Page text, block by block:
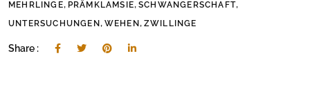
MEHRLINGE, PRÄMKLAMSIE,SCHWANGERSCHAFT,
UNTERSUCHUNGEN, WEHEN, ZWILLINGE
Share :